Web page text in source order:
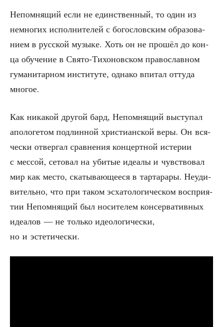
Непом­ня­щий если не един­ствен­ный, то один из
немно­гих испол­ни­те­лей с бого­слов­ским обра­зо­ва­
ни­ем в рус­ской музы­ке. Хоть он не про­шёл до кон­
ца обу­че­ние в Свя­то-Тихо­нов­ском пра­во­слав­ном
гума­ни­тар­ном инсти­ту­те, одна­ко впи­тал отту­да
многое.
Как ника­кой дру­гой бард, Непом­ня­щий высту­пал
апо­ло­ге­том под­лин­ной хри­сти­ан­ской веры. Он вся­
че­ски отвер­гал срав­не­ния кон­церт­ной исте­рии
с мес­сой, сето­вал на уби­тые иде­а­лы и чув­ство­вал
мир как место, ска­ты­ва­ю­ще­е­ся в тар­та­ра­ры. Неуди­
ви­тель­но, что при таком эсха­то­ло­ги­че­ском вос­при­я­
тии Непом­ня­щий был носи­те­лем кон­сер­ва­тив­ных
иде­а­лов — не толь­ко идео­ло­ги­че­ски,
но и эстетически.